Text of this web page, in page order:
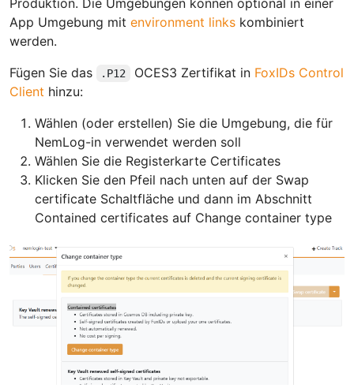
Produktion. Die Umgebungen können optional in einer
App Umgebung mit environment links kombiniert
werden.
Fügen Sie das
.P12 OCES3 Zertifikat in FoxIDs Control
Client hinzu:
Wählen (oder erstellen) Sie die Umgebung, die für
NemLog-in verwendet werden soll
Wählen Sie die Registerkarte Certificates
Klicken Sie den Pfeil nach unten auf der Swap
certificate Schaltfläche und dann im Abschnitt
Contained certificates auf Change container type